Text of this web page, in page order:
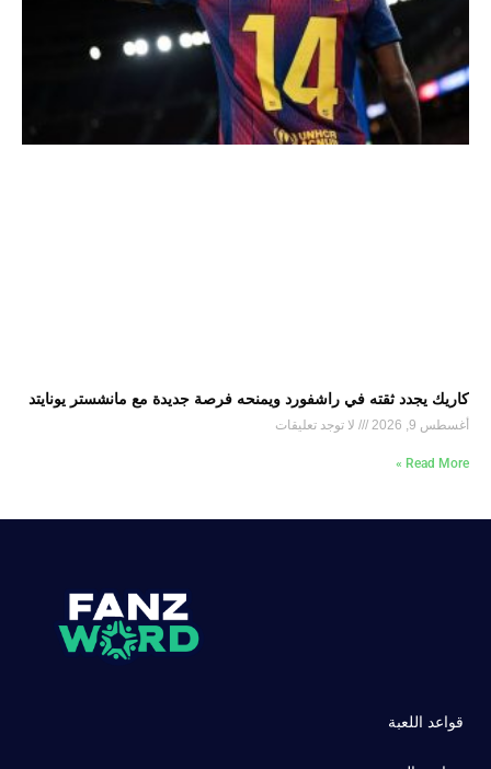
كاريك يجدد ثقته في راشفورد ويمنحه فرصة جديدة مع مانشستر يونايتد
أغسطس 9, 2026 لا توجد تعليقات
Read More »
قواعد اللعبة